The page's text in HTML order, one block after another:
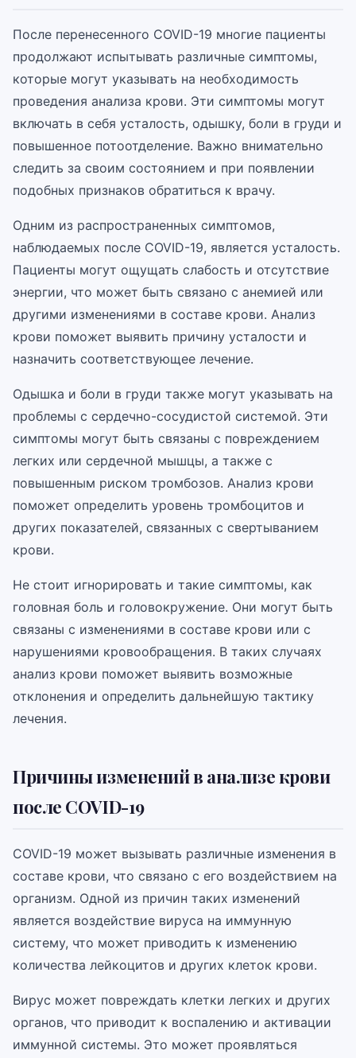
После перенесенного COVID-19 многие пациенты
продолжают испытывать различные симптомы,
которые могут указывать на необходимость
проведения анализа крови. Эти симптомы могут
включать в себя усталость, одышку, боли в груди и
повышенное потоотделение. Важно внимательно
следить за своим состоянием и при появлении
подобных признаков обратиться к врачу.
Одним из распространенных симптомов,
наблюдаемых после COVID-19, является усталость.
Пациенты могут ощущать слабость и отсутствие
энергии, что может быть связано с анемией или
другими изменениями в составе крови. Анализ
крови поможет выявить причину усталости и
назначить соответствующее лечение.
Одышка и боли в груди также могут указывать на
проблемы с сердечно-сосудистой системой. Эти
симптомы могут быть связаны с повреждением
легких или сердечной мышцы, а также с
повышенным риском тромбозов. Анализ крови
поможет определить уровень тромбоцитов и
других показателей, связанных с свертыванием
крови.
Не стоит игнорировать и такие симптомы, как
головная боль и головокружение. Они могут быть
связаны с изменениями в составе крови или с
нарушениями кровообращения. В таких случаях
анализ крови поможет выявить возможные
отклонения и определить дальнейшую тактику
лечения.
Причины изменений в анализе крови
после COVID-19
COVID-19 может вызывать различные изменения в
составе крови, что связано с его воздействием на
организм. Одной из причин таких изменений
является воздействие вируса на иммунную
систему, что может приводить к изменению
количества лейкоцитов и других клеток крови.
Вирус может повреждать клетки легких и других
органов, что приводит к воспалению и активации
иммунной системы. Это может проявляться